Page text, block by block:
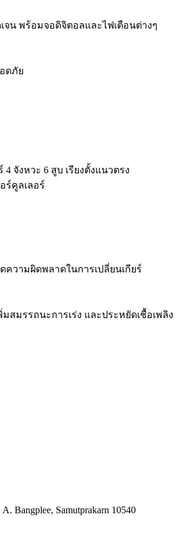
น พร้อมจอดิจิตอลและไฟเตือนต่างๆ
ดภัย
4 จังหวะ 6 สูบ เรียงตั้งแนวตรง
ร์คูลเลอร์
ความผิดพลาดในการเปลี่ยนเกียร์
สมรรถนะการเร่ง และประหยัดเชื้อเพลิง
Bangplee, Samutprakarn 10540